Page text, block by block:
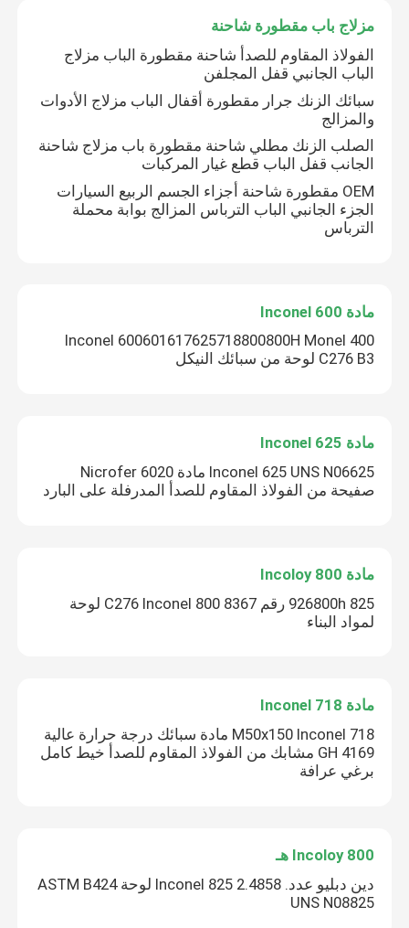
مزلاج باب مقطورة شاحنة
الفولاذ المقاوم للصدأ شاحنة مقطورة الباب مزلاج
الباب الجانبي قفل المجلفن
سبائك الزنك جرار مقطورة أقفال الباب مزلاج الأدوات
والمزالج
الصلب الزنك مطلي شاحنة مقطورة باب مزلاج شاحنة
الجانب قفل الباب قطع غيار المركبات
OEM مقطورة شاحنة أجزاء الجسم الربيع السيارات
الجزء الجانبي الباب الترباس المزالج بوابة محملة
الترباس
مادة Inconel 600
Inconel 600601617625718800800H Monel 400
C276 B3 لوحة من سبائك النيكل
مادة Inconel 625
Inconel 625 UNS N06625 مادة Nicrofer 6020
صفيحة من الفولاذ المقاوم للصدأ المدرفلة على البارد
مادة Incoloy 800
926800h 825 رقم 8367 C276 Inconel 800 لوحة
لمواد البناء
مادة Inconel 718
M50x150 Inconel 718 مادة سبائك درجة حرارة عالية
GH 4169 مشابك من الفولاذ المقاوم للصدأ خيط كامل
برغي عرافة
Incoloy 800 هـ
دين دبليو عدد. 2.4858 Inconel 825 لوحة ASTM B424
UNS N08825